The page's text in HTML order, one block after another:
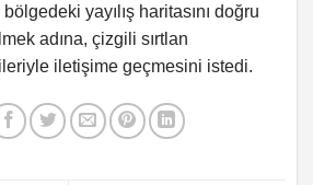
yayılış haritasını doğru
adına, çizgili sırtlan
iletişime geçmesini istedi.